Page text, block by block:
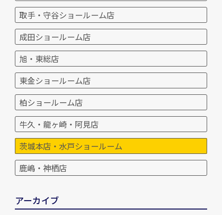
取手・守谷ショールーム店
成田ショールーム店
旭・東総店
東金ショールーム店
柏ショールーム店
牛久・龍ヶ崎・阿見店
茨城本店・水戸ショールーム
鹿嶋・神栖店
アーカイブ